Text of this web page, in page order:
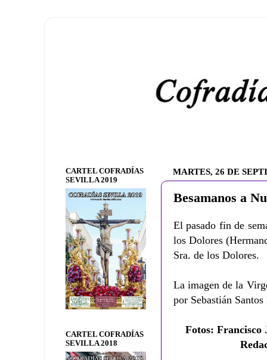
MARTES, 26 DE
Besamanos a
El pasado fin de
los Dolores
Sra. de los Dolores.
La imagen de la
por Sebastián Santos
Fotos: Francisco
CARTEL COFRADÍAS
SEVILLA 2019
CARTEL COFRADÍAS
SEVILLA 2018